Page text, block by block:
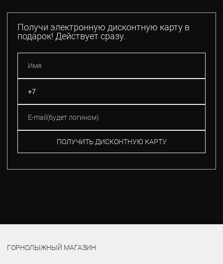
Получи электронную дисконтную карту в
подарок! Действует сразу.
ПОЛУЧИТЬ ДИСКОНТНУЮ КАРТУ
ГОРНОЛЫЖНЫЙ МАГАЗИН